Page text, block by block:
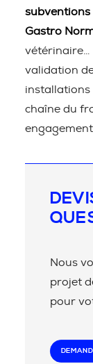
subventions
Gastro
vétérinaire…
validation
installations
chaîne du
engagement
Nous
projet
pour